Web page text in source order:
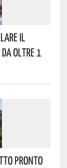
Il
Oltre 1
Pronto